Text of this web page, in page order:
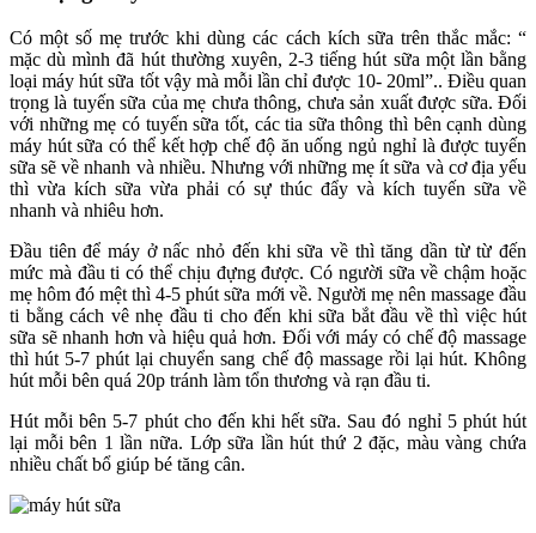
Có một số mẹ trước khi dùng các cách kích sữa trên thắc mắc: “
mặc dù mình đã hút thường xuyên, 2-3 tiếng hút sữa một lần bằng
loại máy hút sữa tốt vậy mà mỗi lần chỉ được 10- 20ml”.. Điều quan
trọng là tuyến sữa của mẹ chưa thông, chưa sản xuất được sữa. Đối
với những mẹ có tuyến sữa tốt, các tia sữa thông thì bên cạnh dùng
máy hút sữa có thể kết hợp chế độ ăn uống ngủ nghỉ là được tuyến
sữa sẽ về nhanh và nhiều. Nhưng với những mẹ ít sữa và cơ địa yếu
thì vừa kích sữa vừa phải có sự thúc đẩy và kích tuyến sữa về
nhanh và nhiêu hơn.
Đầu tiên để máy ở nấc nhỏ đến khi sữa về thì tăng dần từ từ đến
mức mà đầu ti có thể chịu đựng được. Có người sữa về chậm hoặc
mẹ hôm đó mệt thì 4-5 phút sữa mới về. Người mẹ nên massage đầu
ti bằng cách vê nhẹ đầu ti cho đến khi sữa bắt đầu về thì việc hút
sữa sẽ nhanh hơn và hiệu quả hơn. Đối với máy có chế độ massage
thì hút 5-7 phút lại chuyển sang chế độ massage rồi lại hút. Không
hút mỗi bên quá 20p tránh làm tổn thương và rạn đầu ti.
Hút mỗi bên 5-7 phút cho đến khi hết sữa. Sau đó nghỉ 5 phút hút
lại mỗi bên 1 lần nữa. Lớp sữa lần hút thứ 2 đặc, màu vàng chứa
nhiều chất bổ giúp bé tăng cân.